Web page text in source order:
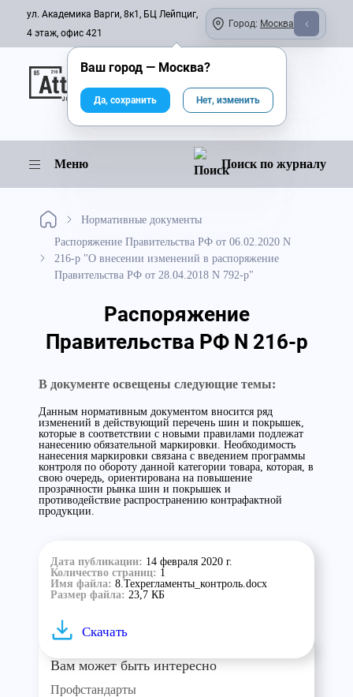
ул. Академика Варги, 8к1, БЦ Лейпциг,
4 этаж, офис 421
Город: Москва
Онлайн-журнал
Меню Поиск по журналу
Нормативные документы
Распоряжение Правительства РФ от 06.02.2020 N
216-р "О внесении изменений в распоряжение
Правительства РФ от 28.04.2018 N 792-р"
Распоряжение
Правительства РФ N 216-р
В документе освещены следующие темы:
Данным нормативным документом вносится ряд
изменений в действующий перечень шин и покрышек,
которые в соответствии с новыми правилами подлежат
нанесению обязательной маркировки. Необходимость
нанесения маркировки связана с введением программы
контроля по обороту данной категории товара, которая, в
свою очередь, ориентирована на повышение
прозрачности рынка шин и покрышек и
противодействие распространению контрафактной
продукции.
Дата публикации: 14 февраля 2020 г.
Количество страниц: 1
Имя файла: 8.Техрегламенты_контроль.docx
Размер файла: 23,7 КБ
Скачать
Вам может быть интересно
Профстандарты
Ваш город — Москва?
Да, сохранить Нет, изменить